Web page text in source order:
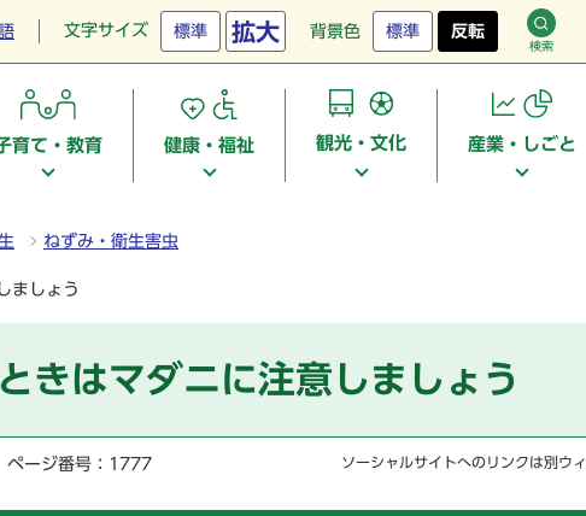
文字サイズ 標準 拡大 背景色 標準 反転
検索
育て・教育 健康・福祉 観光・文化 産業・しごと
ねずみ・衛生害虫
ましょう
きはマダニに注意しましょう
ページ番号：1777 ソーシャルサイトへのリンクは別ウ